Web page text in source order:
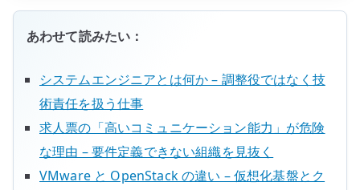
あわせて読みたい：
システムエンジニアとは何か – 調整役ではなく技
術責任を扱う仕事
求人票の「高いコミュニケーション能力」が危険
な理由 – 要件定義できない組織を見抜く
VMware と OpenStack の違い – 仮想化基盤とク